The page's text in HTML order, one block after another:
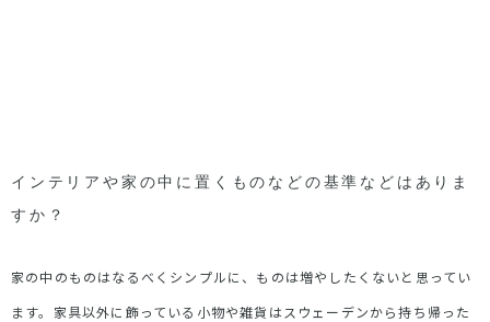
インテリアや家の中に置くものなどの基準などはありま
すか？
家の中のものはなるべくシンプルに、ものは増やしたくないと思ってい
ます。家具以外に飾っている小物や雑貨はスウェーデンから持ち帰った